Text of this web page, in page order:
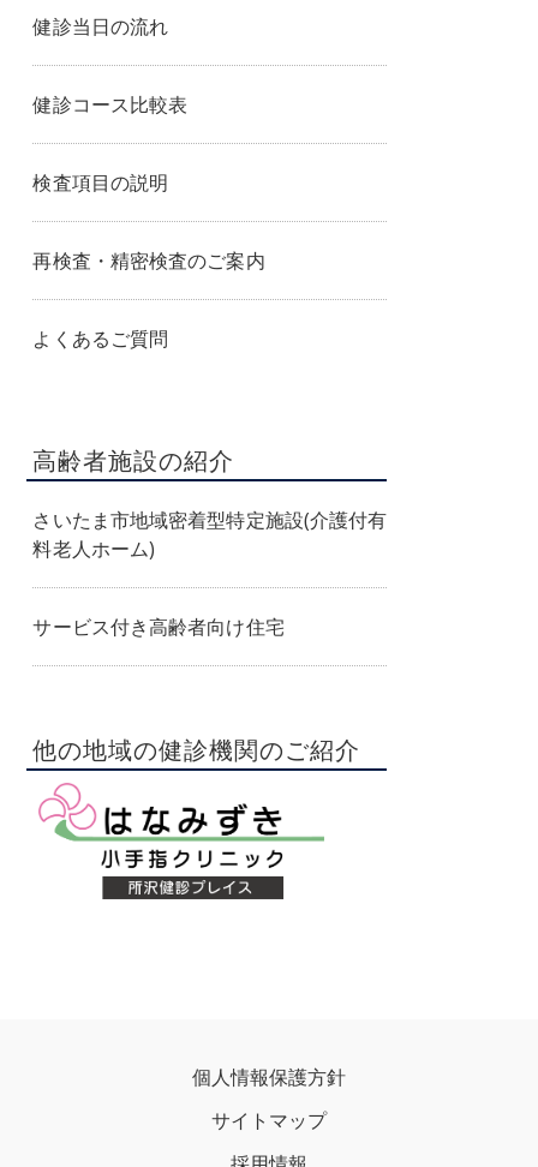
健診当日の流れ
健診コース比較表
検査項目の説明
再検査・精密検査のご案内
よくあるご質問
高齢者施設の紹介
さいたま市地域密着型特定施設(介護付有
料老人ホーム)
サービス付き高齢者向け住宅
他の地域の健診機関のご紹介
個人情報保護方針
サイトマップ